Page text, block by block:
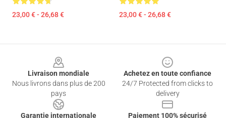
23,00 € - 26,68 € 23,00 € - 26,68 €
Livraison mondiale
Nous livrons dans plus de 200
pays
Achetez en toute confiance
24/7 Protected from clicks to
delivery
Garantie internationale
Paiement 100% sécurisé